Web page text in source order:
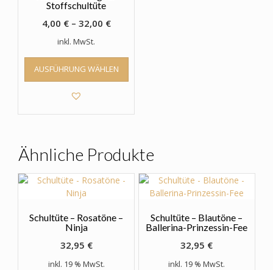
Stoffschultüte
4,00 €– 32,00 €
inkl. MwSt.
AUSFÜHRUNG WÄHLEN
Dieses
weist
Optionen
können
auf
der
Produktseite
gewählt
werden
Ähnliche Produkte
Schultüte – Rosatöne –
Ninja
32,95 €
inkl. 19 % MwSt.
Schultüte – Blautöne –
Ballerina-Prinzessin-Fee
32,95 €
inkl. 19 % MwSt.